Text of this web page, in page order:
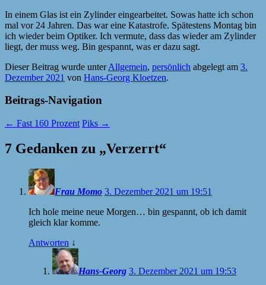
In einem Glas ist ein Zylinder eingearbeitet. Sowas hatte ich schon
mal vor 24 Jahren. Das war eine Katastrofe. Spätestens Montag bin
ich wieder beim Optiker. Ich vermute, dass das wieder am Zylinder
liegt, der muss weg. Bin gespannt, was er dazu sagt.
Dieser Beitrag wurde unterAllgemein, persönlich abgelegt am 3.
Dezember 2021 von Hans-Georg Kloetzen.
Beitrags-Navigation
← Fast 160 Prozent Piks →
7 Gedanken zu „Verzerrt“
Frau Momo 3. Dezember 2021 um 19:51
Ich hole meine neue Morgen… bin gespannt, ob ich damit
gleich klar komme.
Antworten ↓
Hans-Georg 3. Dezember 2021 um 19:53